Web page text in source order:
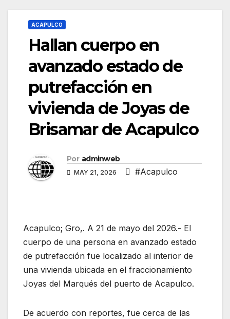
ACAPULCO
Hallan cuerpo en
avanzado estado de
putrefacción en
vivienda de Joyas de
Brisamar de Acapulco
Por adminweb
MAY 21, 2026 #Acapulco
Acapulco; Gro,. A 21 de mayo del 2026.- El
cuerpo de una persona en avanzado estado
de putrefacción fue localizado al interior de
una vivienda ubicada en el fraccionamiento
Joyas del Marqués del puerto de Acapulco.
De acuerdo con reportes, fue cerca de las